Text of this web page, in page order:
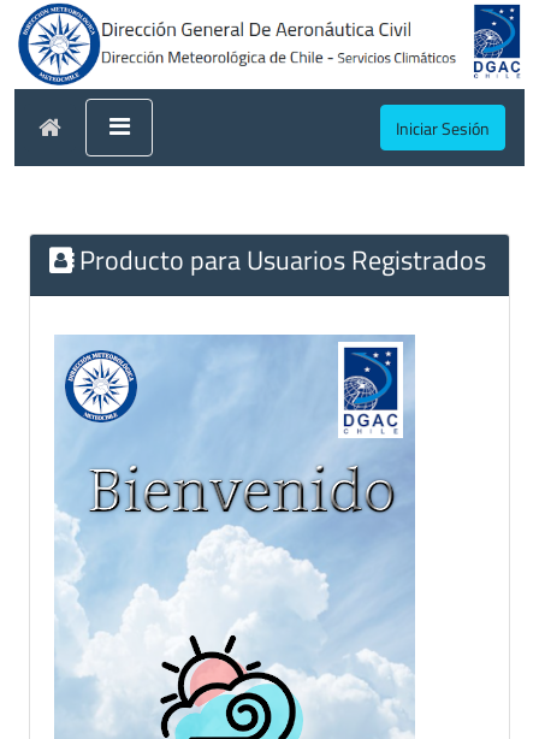
Iniciar Sesión
Producto para Usuarios Registrados